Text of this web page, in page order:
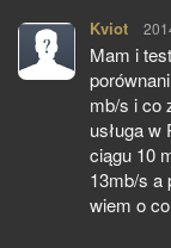
Kviot
Mam i
mb/s i co
usługa
ciągu 10
13mb/s a
wiem o